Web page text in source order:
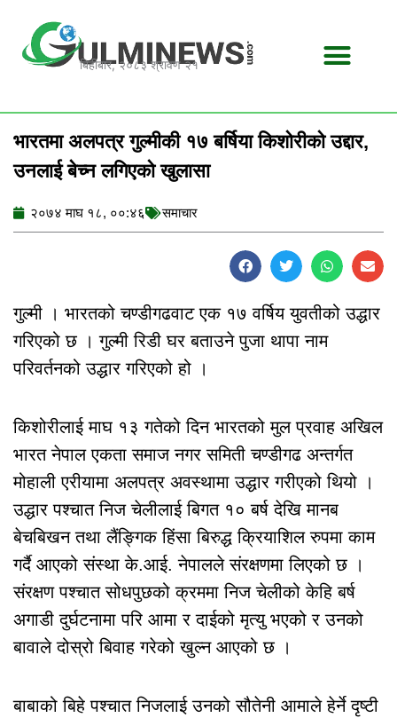
content
बिहीबार, २०८३ श्रावण २१
भारतमा अलपत्र गुल्मीकी १७ बर्षिया किशोरीको उद्दार,
उनलाई बेच्न लगिएको खुलासा
२०७४ माघ १८, ००:४६ समाचार
गुल्मी । भारतको चण्डीगढवाट एक १७ वर्षिय युवतीको उद्धार
गरिएको छ । गुल्मी रिडी घर बताउने पुजा थापा नाम
परिवर्तनको उद्धार गरिएको हो ।
किशोरीलाई माघ १३ गतेको दिन भारतको मुल प्रवाह अखिल
भारत नेपाल एकता समाज नगर समिती चण्डीगढ अन्तर्गत
मोहाली एरीयामा अलपत्र अवस्थामा उद्धार गरीएको थियो ।
उद्धार पश्चात निज चेलीलाई बिगत १० बर्ष देखि मानब
बेचबिखन तथा लैंङ्गिक हिंसा बिरुद्ध क्रियाशिल रुपमा काम
गर्दै आएको संस्था के.आई. नेपालले संरक्षणमा लिएको छ ।
संरक्षण पश्चात सोधपुछको क्रममा निज चेलीको केहि बर्ष
अगाडी दुर्घटनामा परि आमा र दाईको मृत्यु भएको र उनको
बावाले दोस्रो बिवाह गरेको खुल्न आएको छ ।
बाबाको बिहे पश्चात निजलाई उनको सौतेनी आमाले हेर्ने दृष्टी